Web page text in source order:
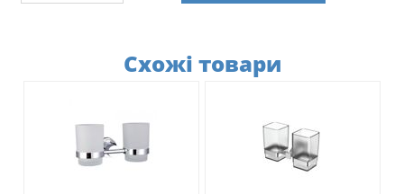
Схожі товари